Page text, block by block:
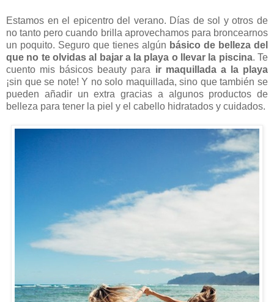
Estamos en el epicentro del verano. Días de sol y otros de
no tanto pero cuando brilla aprovechamos para broncearnos
un poquito. Seguro que tienes algún básico de belleza del
que no te olvidas al bajar a la playa o llevar la piscina. Te
cuento mis básicos beauty para ir maquillada a la playa
¡sin que se note! Y no solo maquillada, sino que también se
pueden añadir un extra gracias a algunos productos de
belleza para tener la piel y el cabello hidratados y cuidados.